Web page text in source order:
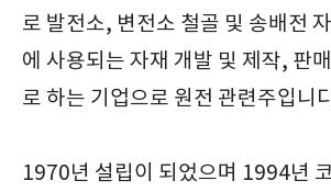
로 발전소, 변전소 철골 및 송배전
에 사용되는 자재 개발 및 제작, 판
로 하는 기업으로 원전 관련주입니
1970년 설립이 되었으며 1994년